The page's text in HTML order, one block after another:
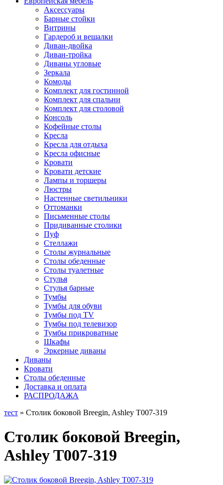
Аксессуары
Барные стойки
Витрины
Гардероб и вешалки
Диван-двойка
Диван-тройка
Диваны угловые
Зеркала
Комоды
Комплект для гостинной
Комплект для спальни
Комплект для столовой
Консоль
Кофейные столы
Кресла
Кресла для отдыха
Кресла офисные
Кровати
Кровати детские
Лампы и торшеры
Люстры
Настенные светильники
Оттоманки
Письменные столы
Придиванные столики
Пуф
Стеллажи
Столы журнальные
Столы обеденные
Столы туалетные
Стулья
Стулья барные
Тумбы
Тумбы для обуви
Тумбы под TV
Тумбы под телевизор
Тумбы прикроватные
Шкафы
Эркерные диваны
Диваны
Кровати
Столы обеденные
Доставка и оплата
РАСПРОДАЖА
тест » Столик боковой Breegin, Ashley T007-319
Столик боковой Breegin,
Ashley T007-319